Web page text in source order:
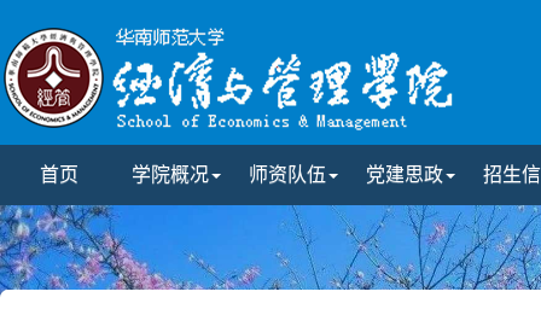
首页 学院概况 师资队伍 党建思政 招生